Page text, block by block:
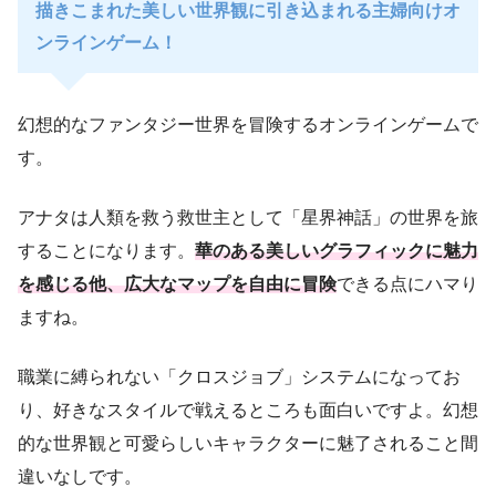
描きこまれた美しい世界観に引き込まれる主婦向けオ
ンラインゲーム！
幻想的なファンタジー世界を冒険するオンラインゲームで
す。
アナタは人類を救う救世主として「星界神話」の世界を旅
することになります。 華のある美しいグラフィックに魅力
を感じる他、広大なマップを自由に冒険できる点にハマり
ますね。
職業に縛られない「クロスジョブ」システムになってお
り、好きなスタイルで戦えるところも面白いですよ。幻想
的な世界観と可愛らしいキャラクターに魅了されること間
違いなしです。